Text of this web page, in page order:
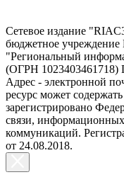
Сетевое издание
бюджетное учреждение
"Региональный
(ОГРН 1023403461718)
Адрес - электронной
ресурс может
зарегистрировано
связи,
коммуникаций.
от 24.08.2018.